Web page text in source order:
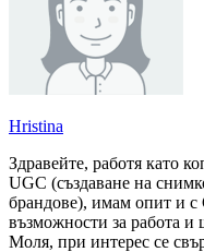
Hristina
Здравейте, работя като
UGC (създаване на
брандове), имам опит и с
възможности за работа и
Моля, при интерес се